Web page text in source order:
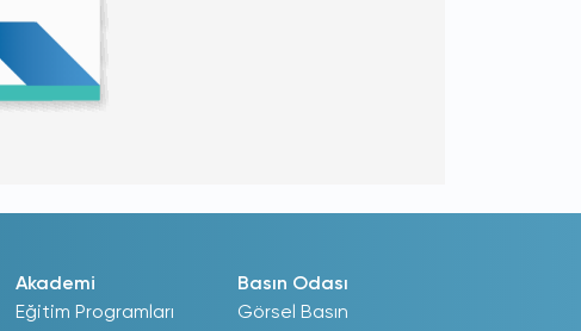
Akademi
Eğitim Programları
Basın Odası
Görsel Basın